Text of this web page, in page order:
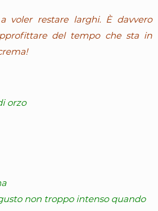
voler restare larghi. È davvero
del tempo che sta in
orzo
non troppo intenso quando